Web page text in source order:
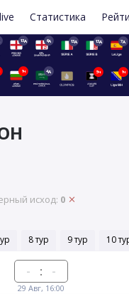
Статистика
13д 6д 13д 13д 7д
1ч 4д 5ч 1ч
исход: 0
8 тур 9 тур 10
:
29 Авг, 16:00